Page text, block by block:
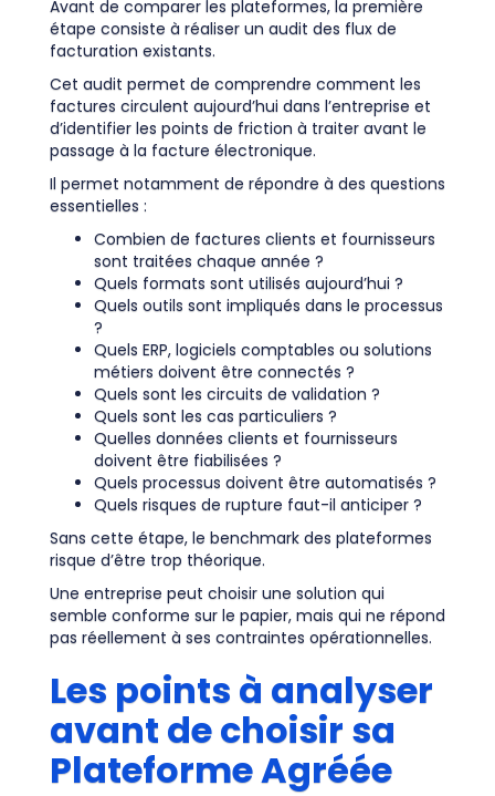
Avant de comparer les plateformes, la première
étape consiste à réaliser un audit des flux de
facturation existants.
Cet audit permet de comprendre comment les
factures circulent aujourd’hui dans l’entreprise et
d’identifier les points de friction à traiter avant le
passage à la facture électronique.
Il permet notamment de répondre à des questions
essentielles :
Combien de factures clients et fournisseurs
sont traitées chaque année ?
Quels formats sont utilisés aujourd’hui ?
Quels outils sont impliqués dans le processus
?
Quels ERP, logiciels comptables ou solutions
métiers doivent être connectés ?
Quels sont les circuits de validation ?
Quels sont les cas particuliers ?
Quelles données clients et fournisseurs
doivent être fiabilisées ?
Quels processus doivent être automatisés ?
Quels risques de rupture faut-il anticiper ?
Sans cette étape, le benchmark des plateformes
risque d’être trop théorique.
Une entreprise peut choisir une solution qui
semble conforme sur le papier, mais qui ne répond
pas réellement à ses contraintes opérationnelles.
Les points à analyser
avant de choisir sa
Plateforme Agréée